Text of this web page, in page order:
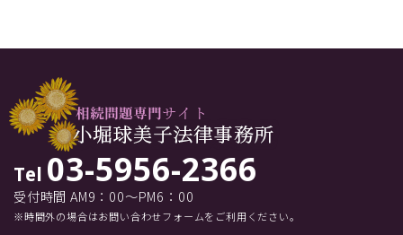
Tel 03-5956-2366
受付時間 AM9：00～PM6：00
※時間外の場合はお問い合わせフォームをご利用ください。